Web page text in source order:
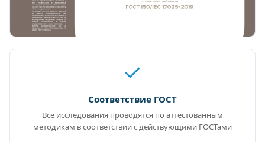
Соответствие ГОСТ
Все исследования проводятся по аттестованным
методикам в соответствии с действующими ГОСТами